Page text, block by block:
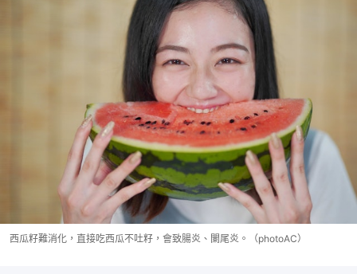
西瓜籽難消化，直接吃西瓜不吐籽，會致腸炎、闌尾炎。（photoAC）